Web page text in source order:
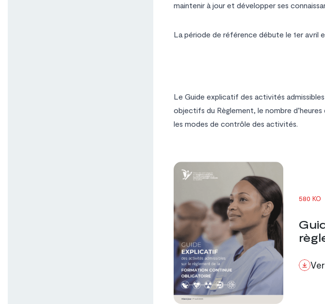
maintenir à jour et développer ses
La période de référence débute le 1er avril
Le Guide explicatif des activités
objectifs du Règlement, le nombre
les modes de contrôle des activités.
580 KO